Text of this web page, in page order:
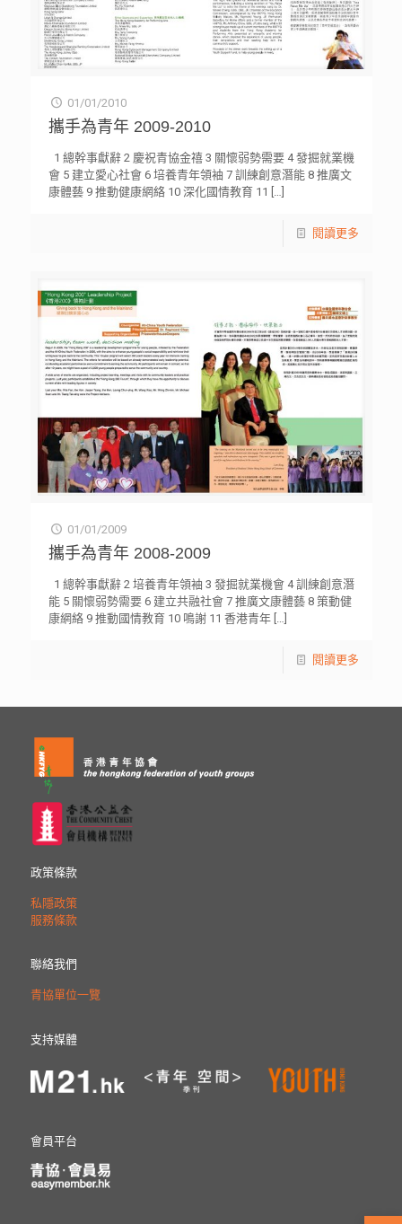
01/01/2010
攜手為青年 2009-2010
1 總幹事獻辭 2 慶祝青協金禧 3 關懷弱勢需要 4 發掘就業機
會 5 建立愛心社會 6 培養青年領袖 7 訓練創意潛能 8 推廣文
康體藝 9 推動健康網絡 10 深化國情教育 11 […]
閱讀更多
01/01/2009
攜手為青年 2008-2009
1 總幹事獻辭 2 培養青年領袖 3 發掘就業機會 4 訓練創意潛
能 5 關懷弱勢需要 6 建立共融社會 7 推廣文康體藝 8 策動健
康網絡 9 推動國情教育 10 鳴謝 11 香港青年[…]
閱讀更多
政策條款
私隱政策
服務條款
聯絡我們
青協單位一覽
支持媒體
會員平台